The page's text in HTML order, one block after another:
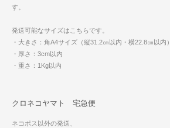
す。
発送可能なサイズはこちらです。
・大きさ：角A4サイズ（縦31.2㎝以内・横22.8㎝以内）
・厚さ：3cm以内
・重さ：1Kg以内
クロネコヤマト 宅急便
ネコポス以外の発送、